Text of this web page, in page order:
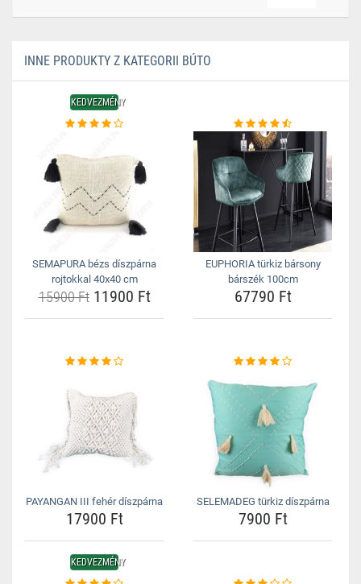
INNE PRODUKTY Z KATEGORII BÚTO
KEDVEZMÉNY
SEMAPURA bézs díszpárna
rojtokkal 40x40 cm
15900 Ft11900 Ft
EUPHORIA türkiz bársony
bárszék 100cm
67790 Ft
PAYANGAN III fehér díszpárna
17900 Ft
SELEMADEG türkiz díszpárna
7900 Ft
KEDVEZMÉNY